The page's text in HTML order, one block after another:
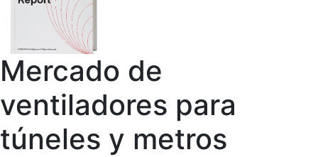
Mercado de
ventiladores para
túneles y metros